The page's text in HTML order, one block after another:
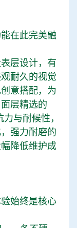
在此完美融
层设计，有
耐久的视觉
意搭配，为
层精选的
与耐候性，
强力耐磨的
降低维护成
始终是核心